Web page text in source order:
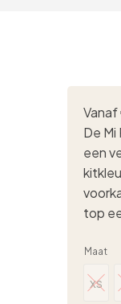
Vanaf
De
een
top
Maat
xs
xs